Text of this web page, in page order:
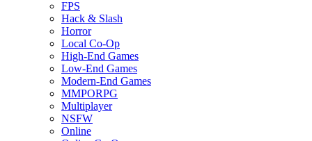
FPS
Hack & Slash
Horror
Local Co-Op
High-End Games
Low-End Games
Modern-End Games
MMPORPG
Multiplayer
NSFW
Online